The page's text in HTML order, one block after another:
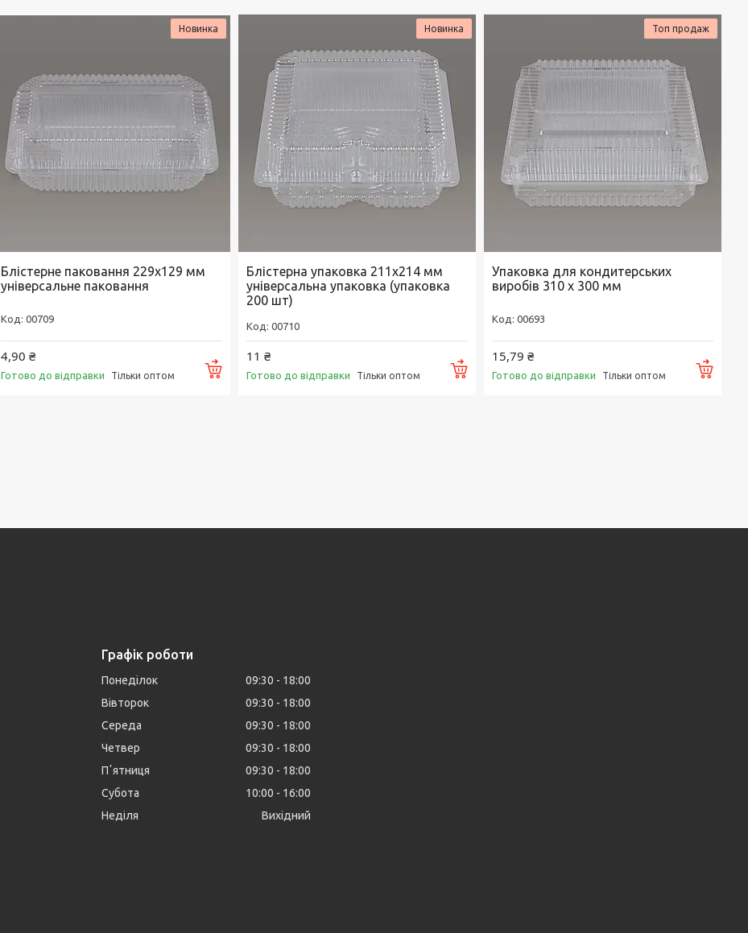
Новинка
Блістерне паковання 229х129 мм
універсальне паковання
00709
4,90 ₴
Готово до відправки Тільки оптом Купити
Новинка
Блістерна упаковка 211х214 мм
універсальна упаковка (упаковка
200 шт)
00710
11 ₴
Готово до відправки Тільки оптом Купити
Топ продаж
Упаковка для кондитерських
виробів 310 x 300 мм
00693
15,79 ₴
Готово до відправки Тільки оптом
Графік роботи
Понеділок 09:30
18:00
Вівторок
09:30
18:00
Середа
09:30
18:00
Четвер
09:30
18:00
Пʼятниця
09:30
18:00
Субота
10:00
16:00
Неділя
Вихідний